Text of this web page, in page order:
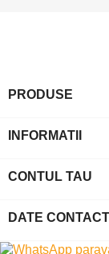
PRODUSE
INFORMATII
CONTUL TAU
DATE